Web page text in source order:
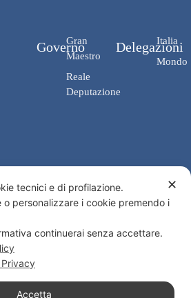
Governo
Gran
Maestro
Reale
Deputazione
Delegazioni
Italia
Mondo
4 00187 Roma
48.19.401
✕
tecnici e di profilazione.
personalizzare i cookie premendo i
continuerai senza accettare.
Accetta